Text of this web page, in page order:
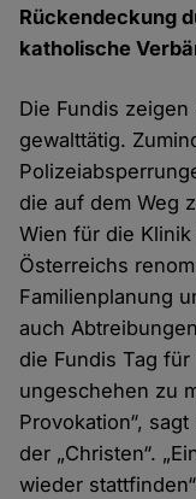
Rückendeckung
katholische
Die Fundis
gewalttätig.
die auf dem Weg
Wien für die
Österreichs
Familienplanung
auch
die Fundis Tag
ungeschehen zu
Provokation“,
der „Christen“.
wieder